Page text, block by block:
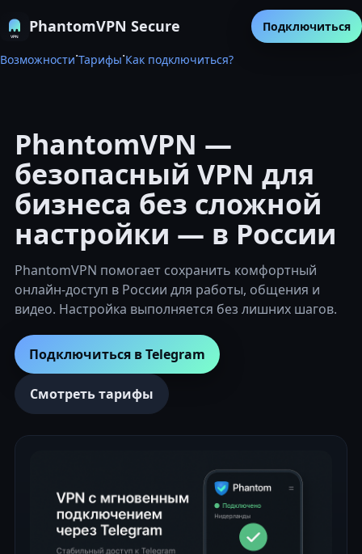
PhantomVPN Secure
Возможности·Тарифы·Как подключиться?
Подключиться
PhantomVPN —
безопасный VPN для
бизнеса без сложной
настройки — в России
PhantomVPN помогает сохранить комфортный
онлайн-доступ в России для работы, общения и
видео. Настройка выполняется без лишних шагов.
Подключиться в Telegram
Смотреть тарифы